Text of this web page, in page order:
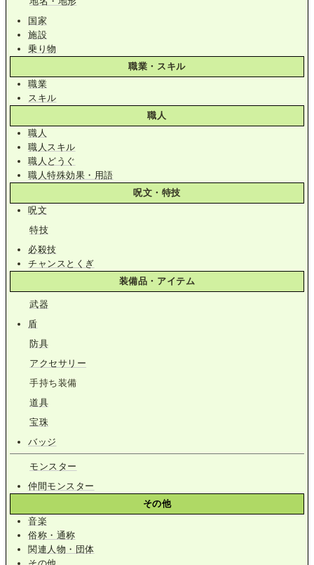
国家
施設
乗り物
職業・スキル
職業
スキル
職人
職人
職人スキル
職人どうぐ
職人特殊効果・用語
呪文・特技
呪文
特技
必殺技
チャンスとくぎ
装備品・アイテム
武器
盾
防具
アクセサリー
手持ち装備
道具
宝珠
バッジ
モンスター
仲間モンスター
その他
音楽
俗称・通称
関連人物・団体